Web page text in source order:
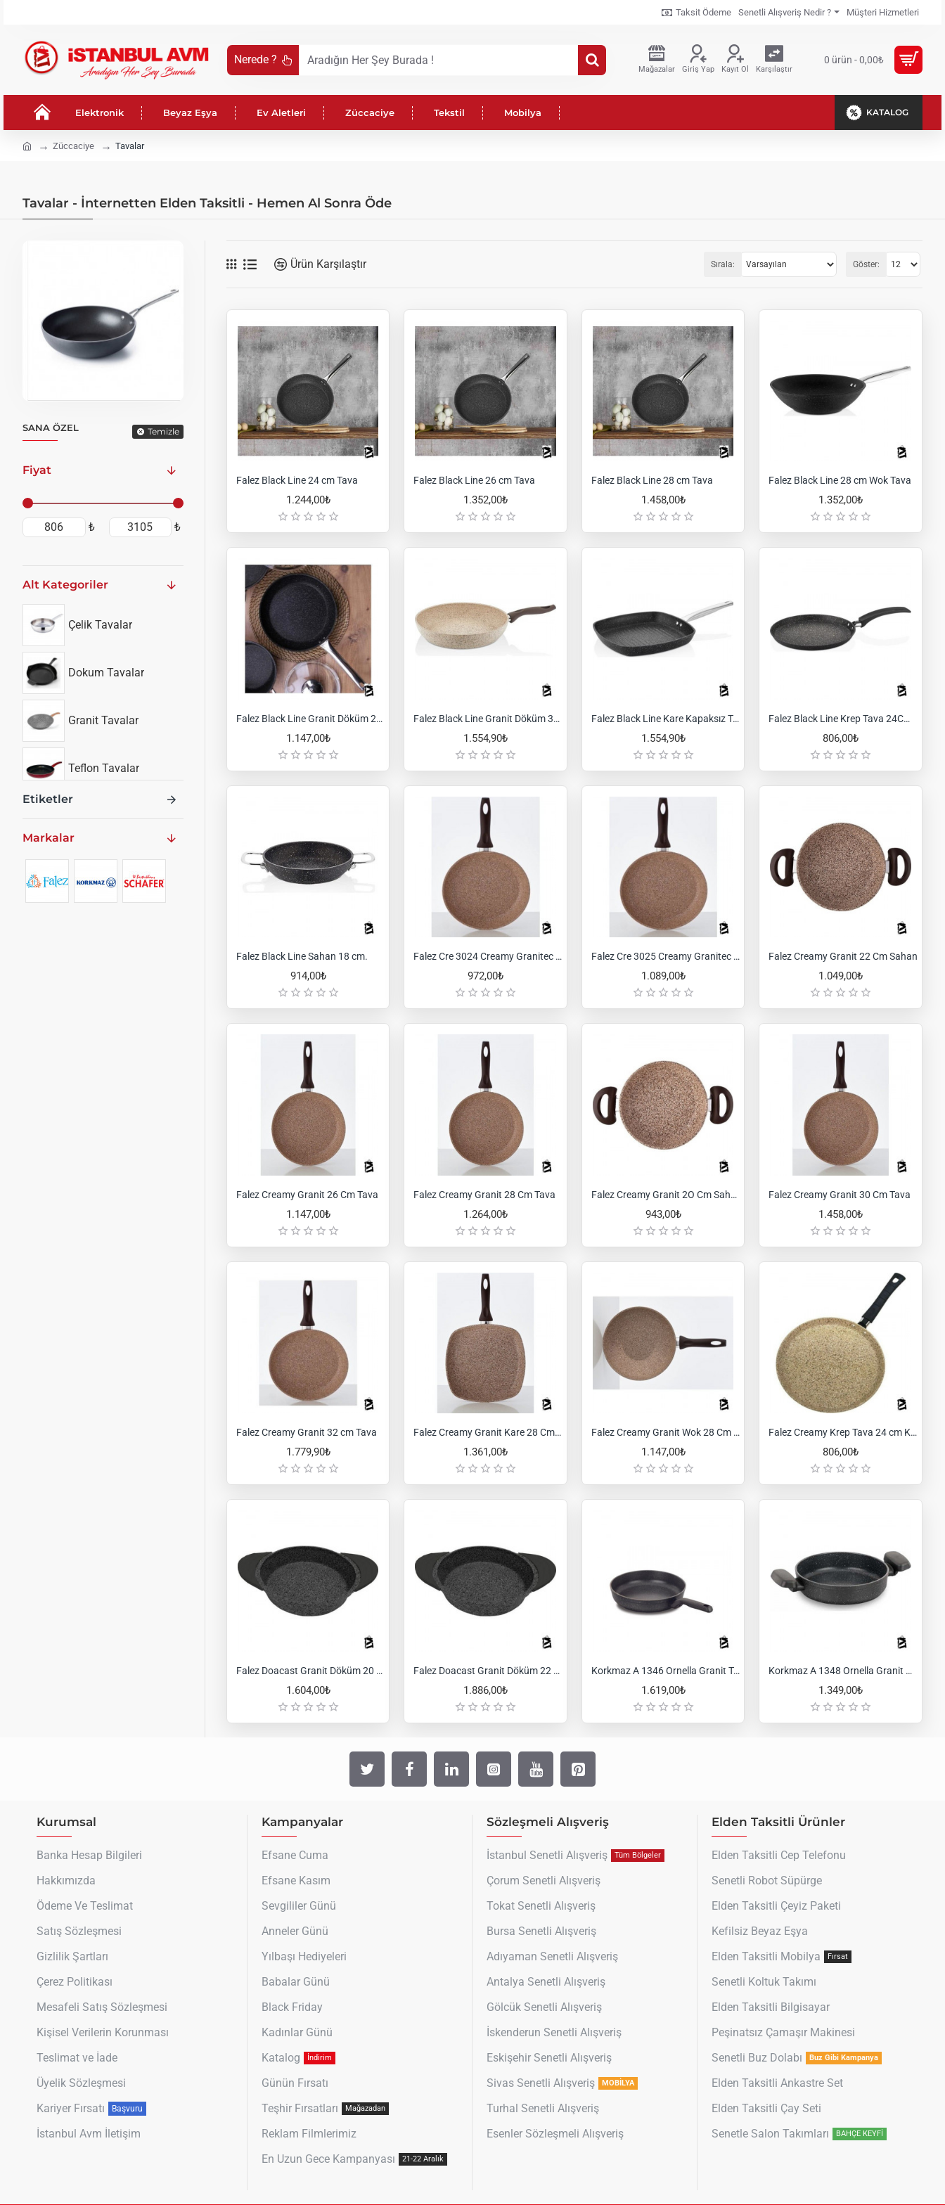
Taksit Ödeme Senetli Alışveriş Nedir ? Müşteri Hizmetleri
Nerede ?
Aradığın
Burada
!
Mağazalar Giriş Yap Kayıt Ol Karşılaştır
0 ürün - 0,00₺
Elektronik Beyaz Eşya Ev Aletleri Züccaciye Tekstil Mobilya KATALOG
Züccaciye Tavalar
Tavalar - İnternetten Elden Taksitli - Hemen Al Sonra Öde
SANA ÖZEL Temizle
Fiyat
₺ ₺
Alt Kategoriler
Çelik Tavalar
Dokum Tavalar
Granit Tavalar
Teflon Tavalar
Etiketler
Markalar
Ürün Karşılaştır Sırala: Göster:
Falez Black Line 24 cm Tava
1.244,00₺
Falez Black Line 26 cm Tava
1.352,00₺
Falez Black Line 28 cm Tava
1.458,00₺
Falez Black Line 28 cm Wok Tava
1.352,00₺
Falez Black Line Granit Döküm 22 cm Tava Siyah
1.147,00₺
Falez Black Line Granit Döküm 32 cm Tava Siyah
1.554,90₺
Falez Black Line Kare Kapaksız Tava 28 Cm.
1.554,90₺
Falez Black Line Krep Tava 24CM Siyah
806,00₺
Falez Black Line Sahan 18 cm.
914,00₺
Falez Cre 3024 Creamy Granitec 22 Cm Tava
972,00₺
Falez Cre 3025 Creamy Granitec 24 Cm Tava
1.089,00₺
Falez Creamy Granit 22 Cm Sahan
1.049,00₺
Falez Creamy Granit 26 Cm Tava
1.147,00₺
Falez Creamy Granit 28 Cm Tava
1.264,00₺
Falez Creamy Granit 2O Cm Sahan
943,00₺
Falez Creamy Granit 30 Cm Tava
1.458,00₺
Falez Creamy Granit 32 cm Tava
1.779,90₺
Falez Creamy Granit Kare 28 Cm Tava
1.361,00₺
Falez Creamy Granit Wok 28 Cm Tava
1.147,00₺
Falez Creamy Krep Tava 24 cm Krem
806,00₺
Falez Doacast Granit Döküm 20 cm Sahan Siyah
1.604,00₺
Falez Doacast Granit Döküm 22 cm Sahan Siyah
1.886,00₺
Korkmaz A 1346 Ornella Granit Tava
1.619,00₺
Korkmaz A 1348 Ornella Granit Omlet
1.349,00₺
Kurumsal
Banka Hesap Bilgileri
Hakkımızda
Ödeme Ve Teslimat
Satış Sözleşmesi
Gizlilik Şartları
Çerez Politikası
Mesafeli Satış Sözleşmesi
Kişisel Verilerin Korunması
Teslimat ve İade
Üyelik Sözleşmesi
Kariyer Fırsatı
Başvuru
İstanbul Avm İletişim
Kampanyalar
Efsane Cuma
Efsane Kasım
Sevgililer Günü
Anneler Günü
Yılbaşı Hediyeleri
Babalar Günü
Black Friday
Kadınlar Günü
Katalog
İndirim
Günün Fırsatı
Teşhir Fırsatları
Mağazadan
Reklam Filmlerimiz
En Uzun Gece Kampanyası
21-22 Aralık
Sözleşmeli Alışveriş
İstanbul Senetli Alışveriş Tüm Bölgeler
Çorum Senetli Alışveriş
Tokat Senetli Alışveriş
Bursa Senetli Alışveriş
Adıyaman Senetli Alışveriş
Antalya Senetli Alışveriş
Gölcük Senetli Alışveriş
İskenderun Senetli Alışveriş
Eskişehir Senetli Alışveriş
Sivas Senetli Alışveriş
MOBİLYA
Turhal Senetli Alışveriş
Esenler Sözleşmeli Alışveriş
Elden Taksitli Ürünler
Elden Taksitli Cep Telefonu
Senetli Robot Süpürge
Elden Taksitli Çeyiz Paketi
Kefilsiz Beyaz Eşya
Elden Taksitli Mobilya
Fırsat
Senetli Koltuk Takımı
Elden Taksitli Bilgisayar
Peşinatsız Çamaşır Makinesi
Senetli Buz Dolabı
Buz Gibi Kampanya
Elden Taksitli Ankastre Set
Elden Taksitli Çay Seti
Senetle Salon Takımları
BAHÇE KEYFİ